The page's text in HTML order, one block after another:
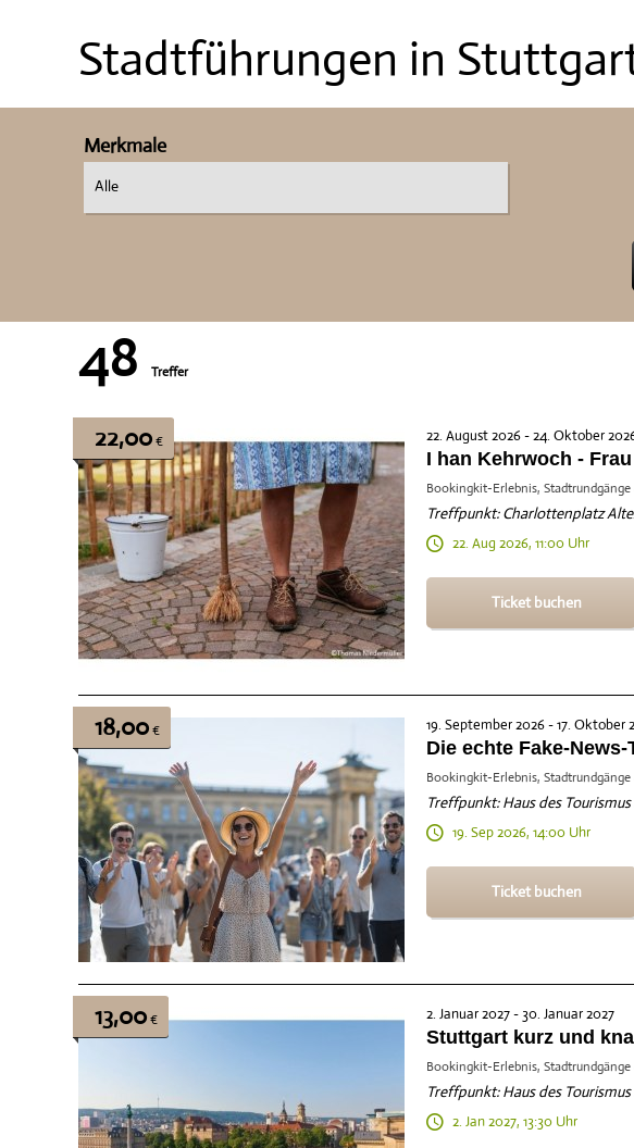
Stadtführungen in
Merkmale
Alle
48 Treffer
22,00€ 22. August 2026 - 24. Oktober
I han Kehrwoch -
Bookingkit-Erlebnis, Stadtrundgänge
Treffpunkt: Charlottenplatz
22. Aug 2026, 11:00 Uhr
Ticket buchen
18,00€ 19. September 2026 - 17. Oktober
Die echte Fake-News-
Bookingkit-Erlebnis, Stadtrundgänge
Treffpunkt: Haus des
19. Sep 2026, 14:00 Uhr
Ticket buchen
13,00€ 2. Januar 2027 - 30. Januar 2027
Stuttgart kurz und
Bookingkit-Erlebnis, Stadtrundgänge
Treffpunkt: Haus des
2. Jan 2027, 13:30 Uhr